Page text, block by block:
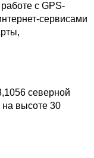
с GPS-
сервисами
северной
высоте 30